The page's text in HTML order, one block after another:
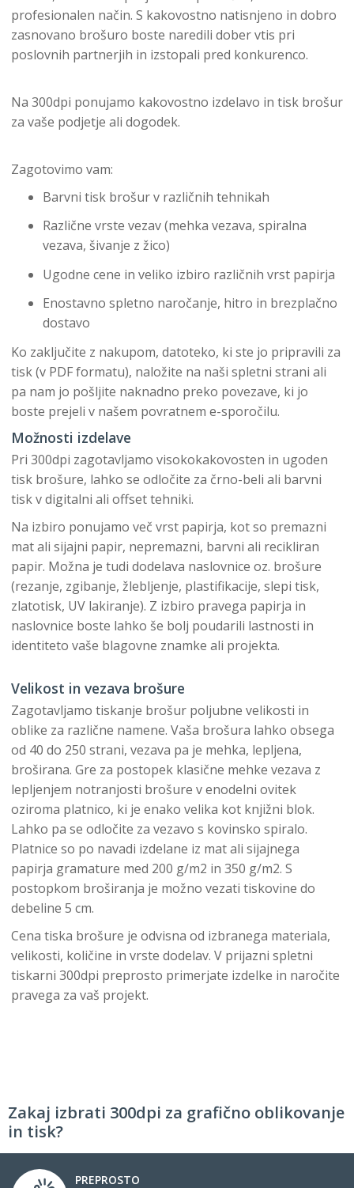
profesionalen način. S kakovostno natisnjeno in dobro
zasnovano brošuro boste naredili dober vtis pri
poslovnih partnerjih in izstopali pred konkurenco.
Na 300dpi ponujamo kakovostno izdelavo in tisk brošur
za vaše podjetje ali dogodek.
Zagotovimo vam:
Barvni tisk brošur v različnih tehnikah
Različne vrste vezav (mehka vezava, spiralna
vezava, šivanje z žico)
Ugodne cene in veliko izbiro različnih vrst papirja
Enostavno spletno naročanje, hitro in brezplačno
dostavo
Ko zaključite z nakupom, datoteko, ki ste jo pripravili za
tisk (v PDF formatu), naložite na naši spletni strani ali
pa nam jo pošljite naknadno preko povezave, ki jo
boste prejeli v našem povratnem e-sporočilu.
Možnosti izdelave
Pri 300dpi zagotavljamo visokokakovosten in ugoden
tisk brošure, lahko se odločite za črno-beli ali barvni
tisk v digitalni ali offset tehniki.
Na izbiro ponujamo več vrst papirja, kot so premazni
mat ali sijajni papir, nepremazni, barvni ali recikliran
papir. Možna je tudi dodelava naslovnice oz. brošure
(rezanje, zgibanje, žlebljenje, plastifikacije, slepi tisk,
zlatotisk, UV lakiranje). Z izbiro pravega papirja in
naslovnice boste lahko še bolj poudarili lastnosti in
identiteto vaše blagovne znamke ali projekta.
Velikost in vezava brošure
Zagotavljamo tiskanje brošur poljubne velikosti in
oblike za različne namene. Vaša brošura lahko obsega
od 40 do 250 strani, vezava pa je mehka, lepljena,
broširana. Gre za postopek klasične mehke vezava z
lepljenjem notranjosti brošure v enodelni ovitek
oziroma platnico, ki je enako velika kot knjižni blok.
Lahko pa se odločite za vezavo s kovinsko spiralo.
Platnice so po navadi izdelane iz mat ali sijajnega
papirja gramature med 200 g/m2 in 350 g/m2. S
postopkom broširanja je možno vezati tiskovine do
debeline 5 cm.
Cena tiska brošure je odvisna od izbranega materiala,
velikosti, količine in vrste dodelav. V prijazni spletni
tiskarni 300dpi preprosto primerjate izdelke in naročite
pravega za vaš projekt.
Zakaj izbrati 300dpi za grafično oblikovanje
in tisk?
PREPROSTO